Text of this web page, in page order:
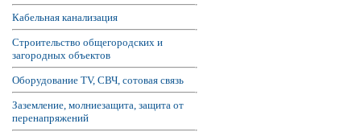
Кабельная канализация
Строительство общегородских и
загородных объектов
Оборудование TV, СВЧ, сотовая связь
Заземление, молниезащита, защита от
перенапряжений